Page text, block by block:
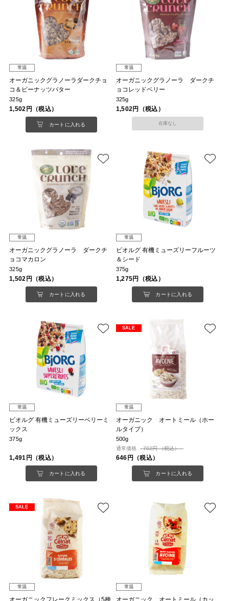
常温
オーガニックグラノーラダークチョ
コ＆ピーナッツバター
325g
1,502円（税込）
カートに入れる
常温
オーガニックグラノーラ ダークチ
ョコレッドベリー
325g
1,502円（税込）
在庫なし
常温
オーガニックグラノーラ ダークチ
ョコマカロン
325g
1,502円（税込）
カートに入れる
常温
ビオルグ 有機ミューズリーフルーツ
＆シード
375g
1,275円（税込）
カートに入れる
常温
ビオルグ 有機ミューズリーベリーミ
ックス
375g
1,491円（税込）
カートに入れる
SALE
常温
オーガニック オートミール（ホー
ルタイプ）
500g
通常価格 702円 （税込）
646円（税込）
カートに入れる
SALE
常温
オーガニックフレークミックス（5種
常温
オーガニック オートミール（カッ